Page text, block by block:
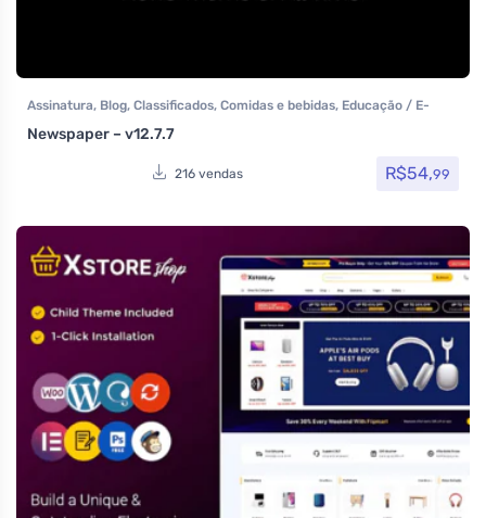
Assinatura, Blog, Classificados, Comidas e bebidas, Educação / E-
learning
Elementor, Elementor Pro
, Themeforest
Newspaper – v12.7.7
216 vendas R$54,99